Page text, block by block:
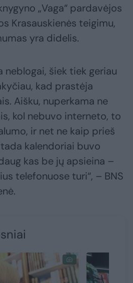
„Vaga“ pardavėjos
Krasauskienės teigimu,
yra didelis.
neblogai, šiek tiek geriau
kad prastėja
Aišku, nuperkama ne
kol nebuvo interneto, to
ir net ne kaip prieš
kalendoriai buvo
kas be jų apsieina –
telefonuose turi“, – BNS